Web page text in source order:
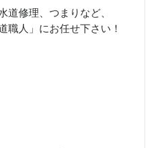
道修理、つまりなど、
職人」にお任せ下さい！